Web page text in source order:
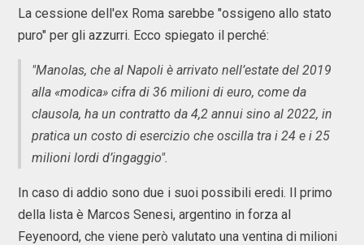
La cessione dell'ex Roma sarebbe "ossigeno allo stato
puro" per gli azzurri. Ecco spiegato il perché:
"Manolas, che al Napoli è arrivato nell’estate del 2019
alla «modica» cifra di 36 milioni di euro, come da
clausola, ha un contratto da 4,2 annui sino al 2022, in
pratica un costo di esercizio che oscilla tra i 24 e i 25
milioni lordi d’ingaggio".
In caso di addio sono due i suoi possibili eredi. Il primo
della lista è Marcos Senesi, argentino in forza al
Feyenoord, che viene però valutato una ventina di milioni